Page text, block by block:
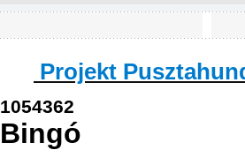
Projekt
1054362
Bingó